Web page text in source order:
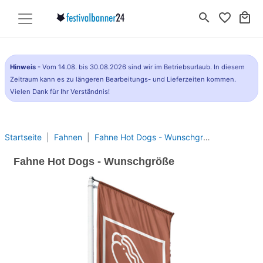
search favorite_border local_mall
Hinweis - Vom 14.08. bis 30.08.2026 sind wir im Betriebsurlaub. In diesem
Zeitraum kann es zu längeren Bearbeitungs- und Lieferzeiten kommen.
Vielen Dank für Ihr Verständnis!
Startseite Fahnen Fahne Hot Dogs - Wunschgröße
Fahne Hot Dogs - Wunschgröße